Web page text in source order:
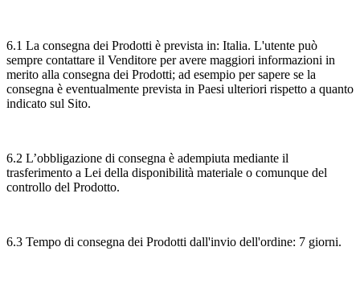
6.1 La consegna dei Prodotti è prevista in: Italia. L'utente può
sempre contattare il Venditore per avere maggiori informazioni in
merito alla consegna dei Prodotti; ad esempio per sapere se la
consegna è eventualmente prevista in Paesi ulteriori rispetto a quanto
indicato sul Sito.
6.2 L’obbligazione di consegna è adempiuta mediante il
trasferimento a Lei della disponibilità materiale o comunque del
controllo del Prodotto.
6.3 Tempo di consegna dei Prodotti dall'invio dell'ordine: 7 giorni.